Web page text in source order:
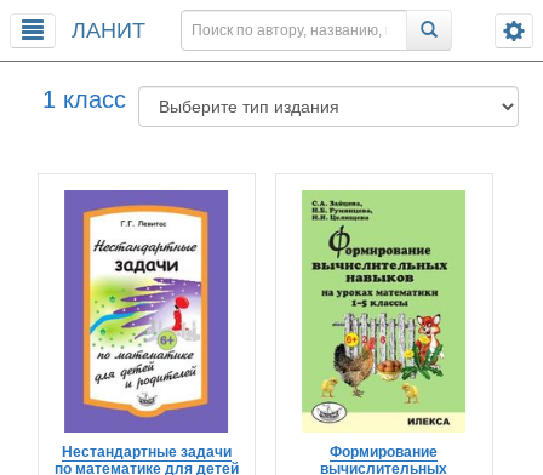
ЛАНИТ
1 класс
Нестандартные задачи
по математике для детей
Формирование
вычислительных